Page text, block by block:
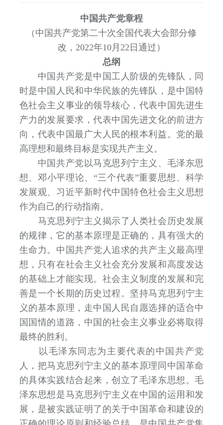
中国共产党章程
（中国共产党第二十次全国代表大会部分修
改，2022年10月22日通过）
总纲
中国共产党是中国工人阶级的先锋队，同
时是中国人民和中华民族的先锋队，是中国特
色社会主义事业的领导核心，代表中国先进生
产力的发展要求，代表中国先进文化的前进方
向，代表中国最广大人民的根本利益。党的最
高理想和最终目标是实现共产主义。
中国共产党以马克思列宁主义、毛泽东思
想、邓小平理论、“三个代表”重要思想、科学
发展观、习近平新时代中国特色社会主义思想
作为自己的行动指南。
马克思列宁主义揭示了人类社会历史发展
的规律，它的基本原理是正确的，具有强大的
生命力。中国共产党人追求的共产主义最高理
想，只有在社会主义社会充分发展和高度发达
的基础上才能实现。社会主义制度的发展和完
善是一个长期的历史过程。坚持马克思列宁主
义的基本原理，走中国人民自愿选择的适合中
国国情的道路，中国的社会主义事业必将取得
最终的胜利。
以毛泽东同志为主要代表的中国共产党
人，把马克思列宁主义的基本原理同中国革命
的具体实践结合起来，创立了毛泽东思想。毛
泽东思想是马克思列宁主义在中国的运用和发
展，是被实践证明了的关于中国革命和建设的